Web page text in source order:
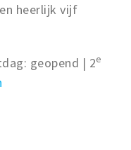
heerlijk vijf
geopend | 2e